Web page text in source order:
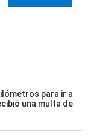
para ir a
una multa de